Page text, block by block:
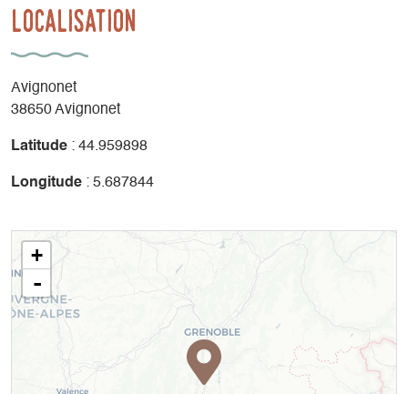
Localisation
Avignonet
38650 Avignonet
Latitude : 44.959898
Longitude : 5.687844
+
-